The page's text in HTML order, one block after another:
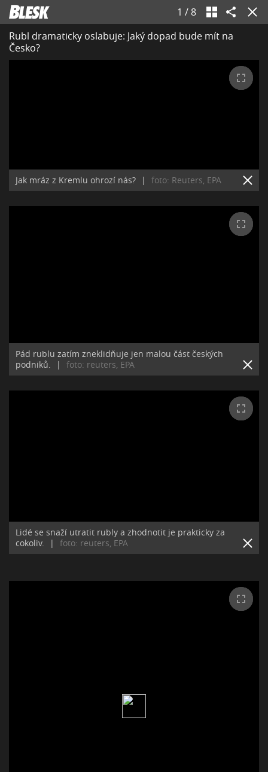
1 / 8
Rubl dramaticky oslabuje: Jaký dopad bude mít na
Česko?
Jak mráz z Kremlu ohrozí nás? | foto: Reuters, EPA
Pád rublu zatím zneklidňuje jen malou část českých
podniků.
| foto: reuters, EPA
Lidé se snaží utratit rubly a zhodnotit je prakticky za
cokoliv.
| foto: reuters, EPA